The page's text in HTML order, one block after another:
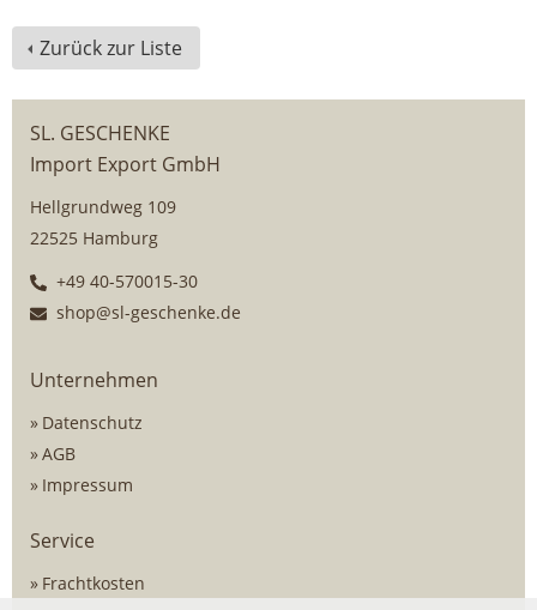
Zurück zur Liste
SL. GESCHENKE
Import Export GmbH
Hellgrundweg 109
22525 Hamburg
+49 40-570015-30
shop@sl-geschenke.de
Unternehmen
Datenschutz
AGB
Impressum
Service
Frachtkosten